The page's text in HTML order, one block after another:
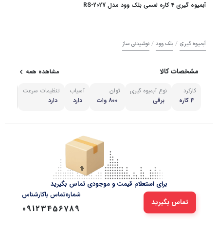
آبمیوه گیری 4 کاره لمسی بلک وود مدل RS-2027
آبمیوه گیری / بلک وود / نوشیدنی ساز
مشخصات کالا مشاهده همه
کارکرد
4 کاره
نوع آبمیوه گیری
برقی
توان
800 وات
آسیاب
دارد
تنظیمات سرعت
دارد
برای استعلام قیمت و موجودی تماس بگیرید
تماس بگیرید
شماره‌تماس‌ با‌کارشناس
09123456789